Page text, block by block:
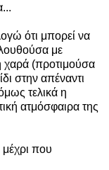
ότι μπορεί να
με
χαρά (προτιμούσα
στην απέναντι
τελικά η
ατμόσφαιρα της
μέχρι που